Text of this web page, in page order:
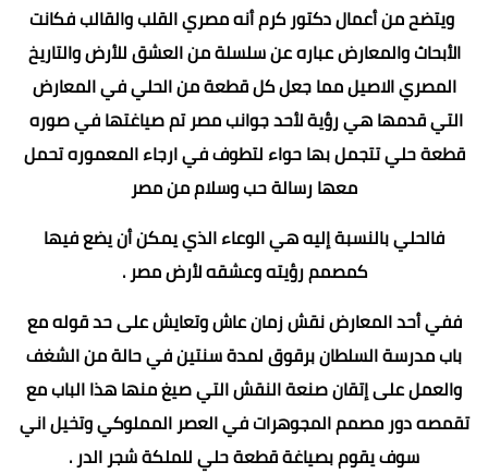
ويتضح من أعمال دكتور كرم أنه مصري القلب والقالب فكانت
الأبحاث والمعارض عباره عن سلسلة من العشق للأرض والتاريخ
المصري الاصيل مما جعل كل قطعة من الحلي في المعارض
التي قدمها هي رؤية لأحد جوانب مصر تم صياغتها في صوره
قطعة حلي تتجمل بها حواء لتطوف في ارجاء المعموره تحمل
معها رسالة حب وسلام من مصر
فالحلي بالنسبة إليه هي الوعاء الذي يمكن أن يضع فيها
كمصمم رؤيته وعشقه لأرض مصر .
ففي أحد المعارض نقش زمان عاش وتعايش على حد قوله مع
باب مدرسة السلطان برقوق لمدة سنتين في حالة من الشغف
والعمل على إتقان صنعة النقش التي صيغ منها هذا الباب مع
تقمصه دور مصمم المجوهرات في العصر المملوكي وتخيل اني
سوف يقوم بصياغة قطعة حلي للملكة شجر الدر .